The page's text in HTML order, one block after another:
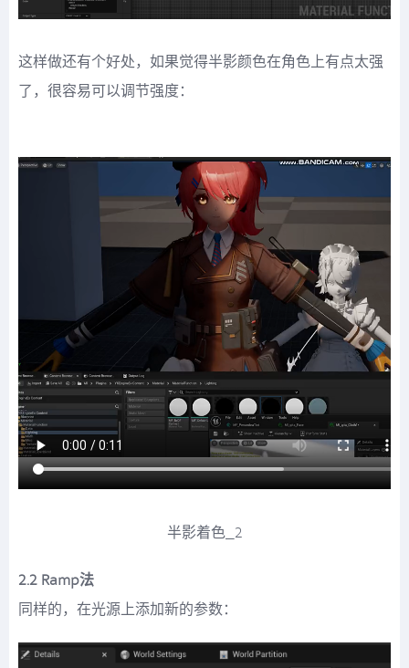
这样做还有个好处，如果觉得半影颜色在角色上有点太强
了，很容易可以调节强度：
半影着色_2
2.2 Ramp法
同样的，在光源上添加新的参数：